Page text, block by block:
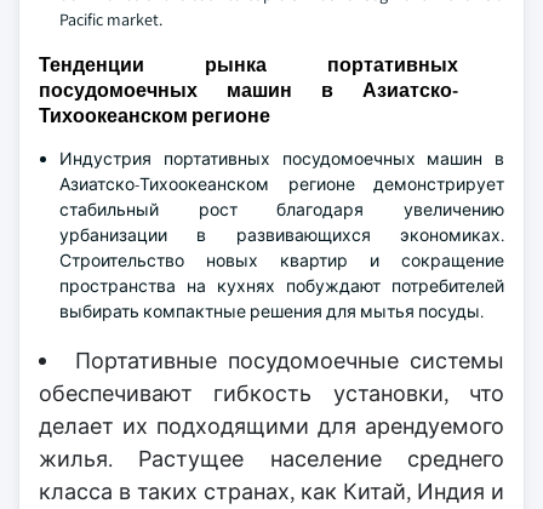
Pacific market.
Тенденции рынка портативных
посудомоечных машин в Азиатско-
Тихоокеанском регионе
Индустрия портативных посудомоечных машин в
Азиатско-Тихоокеанском регионе демонстрирует
стабильный рост благодаря увеличению
урбанизации в развивающихся экономиках.
Строительство новых квартир и сокращение
пространства на кухнях побуждают потребителей
выбирать компактные решения для мытья посуды.
Портативные посудомоечные системы
обеспечивают гибкость установки, что
делает их подходящими для арендуемого
жилья. Растущее население среднего
класса в таких странах, как Китай, Индия и